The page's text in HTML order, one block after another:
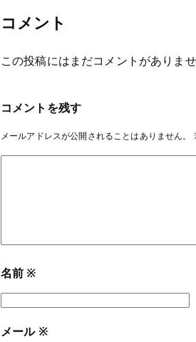
コメント
この投稿にはまだコメントがありませ
コメントを残す
メールアドレスが公開されることはありません。
名前 ※
メール ※